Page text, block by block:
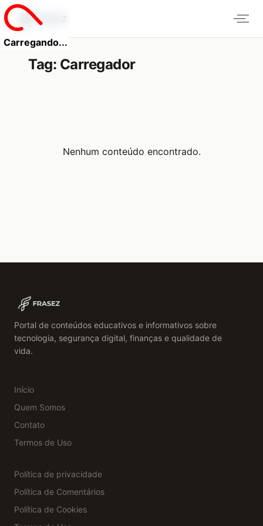
Carregando...
Tag: Carregador
Nenhum conteúdo encontrado.
Portal de conteúdos educativos e informativos sobre
tecnologia, segurança digital, finanças e qualidade de
vida.
Início
Quem Somos
Contato
Termos de Uso
Política de privacidade
Política de Comentários
Política de Cookies